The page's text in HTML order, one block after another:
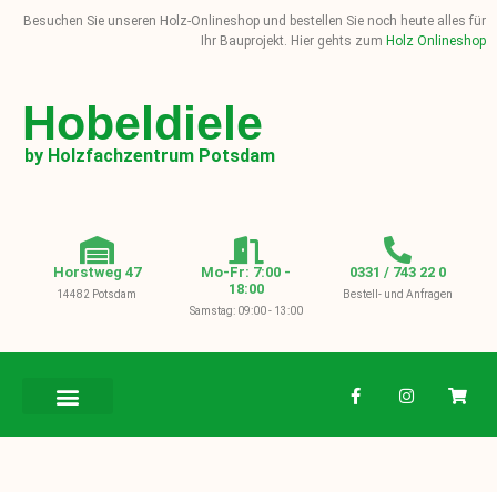
Besuchen Sie unseren Holz-Onlineshop und bestellen Sie noch heute alles für
Ihr Bauprojekt. Hier gehts zum Holz Onlineshop
Hobeldiele
by Holzfachzentrum Potsdam
Horstweg 47
14482 Potsdam
Mo-Fr: 7:00 -
18:00
Samstag: 09:00 - 13:00
0331 / 743 22 0
Bestell- und Anfragen